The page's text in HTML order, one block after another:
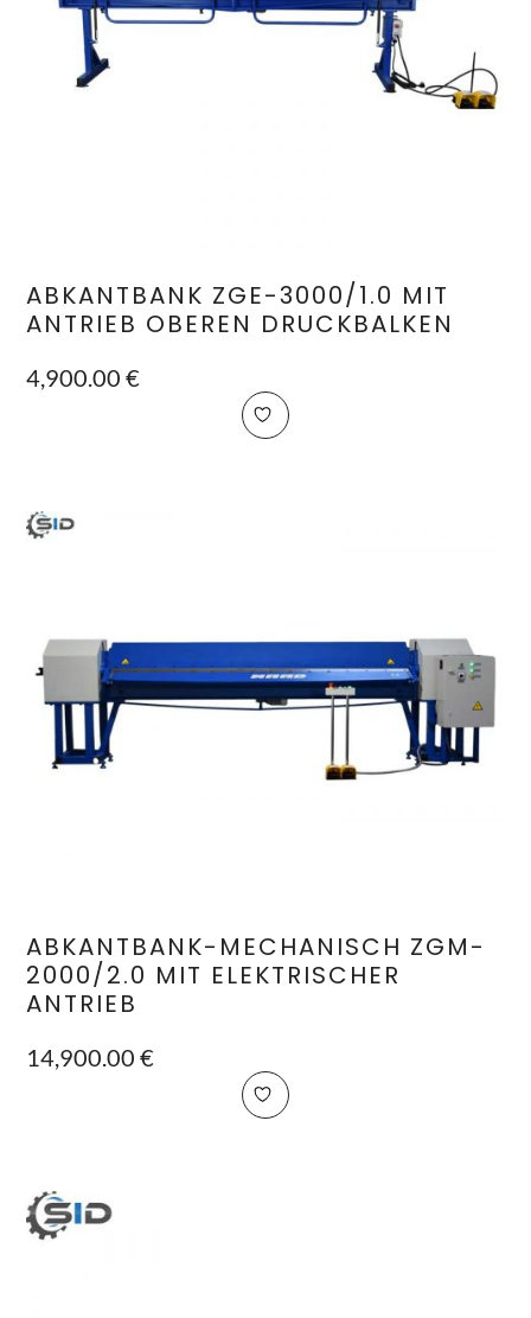
ABKANTBANK ZGE-3000/1.0 MIT
ANTRIEB OBEREN DRUCKBALKEN
4,900.00€
ABKANTBANK-MECHANISCH ZGM-
2000/2.0 MIT ELEKTRISCHER
ANTRIEB
14,900.00€